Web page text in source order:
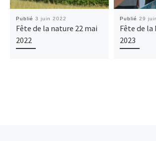
Publié 3 juin 2022
Fête de la nature 22 mai
2022
Publié 29
Fête de la
2023